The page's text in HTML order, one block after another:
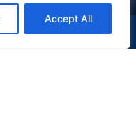
Accept All